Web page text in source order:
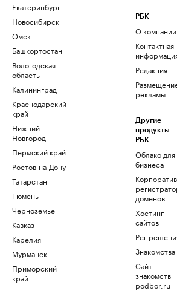
Екатеринбург
Новосибирск
Омск
Башкортостан
Вологодская
область
Калининград
Краснодарский
край
Нижний
Новгород
Пермский край
Ростов-на-Дону
Татарстан
Тюмень
Черноземье
Кавказ
Карелия
Мурманск
Приморский
край
РБК
О компании
Контактная
Редакция
рекламы
Другие
продукты
РБК
Облако для
бизнеса
доменов
Хостинг
сайтов
Знакомства
Сайт
знакомств
podbor.ru